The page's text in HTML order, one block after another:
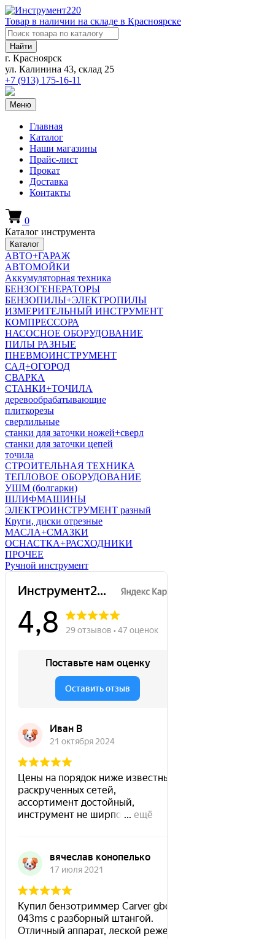
Товар в наличии на складе в Красноярске
Найти
г. Красноярск
ул. Калинина 43, склад 25
+7 (913) 175-16-11
Меню
Главная
Каталог
Наши магазины
Прайс-лист
Прокат
Доставка
Контакты
0
Каталог инструмента
Каталог
АВТО+ГАРАЖ
АВТОМОЙКИ
Аккумуляторная техника
БЕНЗОГЕНЕРАТОРЫ
БЕНЗОПИЛЫ+ЭЛЕКТРОПИЛЫ
ИЗМЕРИТЕЛЬНЫЙ ИНСТРУМЕНТ
КОМПРЕССОРА
НАСОСНОЕ ОБОРУДОВАНИЕ
ПИЛЫ РАЗНЫЕ
ПНЕВМОИНСТРУМЕНТ
САД+ОГОРОД
СВАРКА
СТАНКИ+ТОЧИЛА
деревообрабатывающие
плиткорезы
сверлильные
станки для заточки ножей+сверл
станки для заточки цепей
точила
СТРОИТЕЛЬНАЯ ТЕХНИКА
ТЕПЛОВОЕ ОБОРУДОВАНИЕ
УШМ (болгарки)
ШЛИФМАШИНЫ
ЭЛЕКТРОИНСТРУМЕНТ разный
Круги, диски отрезные
МАСЛА+СМАЗКИ
ОСНАСТКА+РАСХОДНИКИ
ПРОЧЕЕ
Ручной инструмент